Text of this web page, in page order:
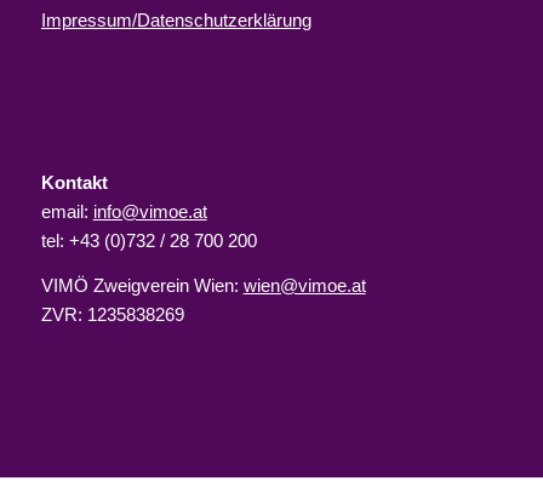
Impressum/Datenschutzerklärung
Kontakt
email: info@vimoe.at
tel: +43 (0)732 / 28 700 200
VIMÖ Zweigverein Wien: wien@vimoe.at
ZVR: 1235838269